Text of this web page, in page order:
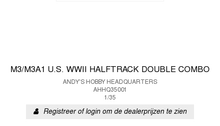
M3/M3A1 U.S. WWII HALFTRACK DOUBLE COMBO
ANDY'S HOBBY HEADQUARTERS
AHHQ35001
1/35
Registreer of login om de dealerprijzen te zien